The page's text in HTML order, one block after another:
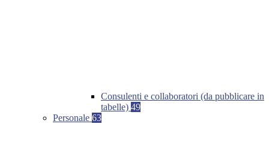
Consulenti e collaboratori (da pubblicare in
tabelle) 49
Personale 63